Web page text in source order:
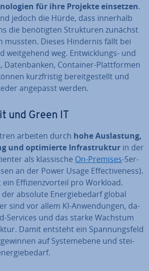
für ihre Projekte einsetzen.
jedoch die Hürde, dass innerhalb
die be­nö­tig­ten Struk­tu­ren zunächst
mussten. Dieses Hindernis fällt bei
weit­ge­hend weg. Ent­wick­lungs- und
Da­ten­ban­ken, Container-Platt­for­men
kurz­fris­tig be­reit­ge­stellt und
angepasst werden.
und Green IT
arbeiten durch hohe Aus­las­tung,
und op­ti­mier­te In­fra­struk­tur in der
als klas­si­sche On-Premises-Ser­
an der Power Usage Ef­fec­ti­ve­ness).
Ef­fi­zi­enz­vor­teil pro Workload.
absolute En­er­gie­be­darf global
sind vor allem KI-An­wen­dun­gen, da­
Services und das starke Wachstum
Damit entsteht ein Span­nungs­feld
auf Sys­tem­ebe­ne und stei­